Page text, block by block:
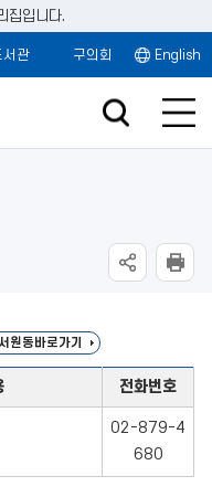
집입니다.
서관 구의회 English
원동바로가기
전화번호
02-879-4
680